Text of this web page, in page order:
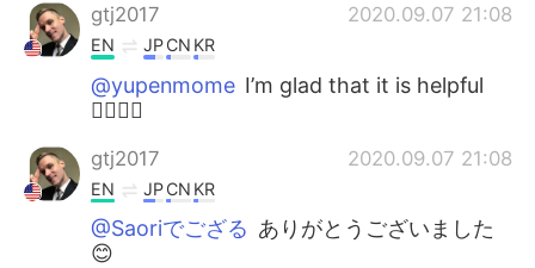
gtj2017 2020.09.07 21:08
EN JPCN KR
@yupenmome I’m glad that it is helpful
👍🏻👍🏻
gtj2017 2020.09.07 21:08
EN JPCN KR
@Saoriでござる ありがとうございました
😊